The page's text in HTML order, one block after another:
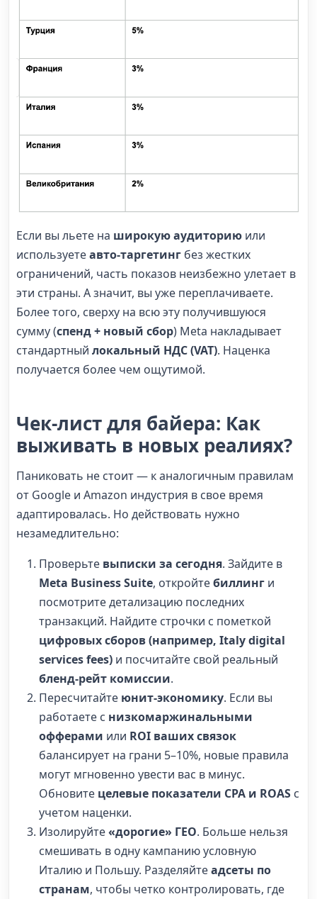
Если вы льете на широкую аудиторию или
используетеавто-таргетинг без жестких
ограничений, часть показов неизбежно улетает в
эти страны. А значит, вы уже переплачиваете.
Более того, сверху на всю эту получившуюся
сумму (спенд + новый сбор) Meta накладывает
стандартный локальный НДС (VAT). Наценка
получается более чем ощутимой.
Чек-лист для байера: Как
выживать в новых реалиях?
Паниковать не стоит — к аналогичным правилам
от Google и Amazon индустрия в свое время
адаптировалась. Но действовать нужно
незамедлительно:
Проверьте выписки за сегодня. Зайдите в
Meta Business Suite, откройтебиллинг и
посмотрите детализацию последних
транзакций. Найдите строчки с пометкой
цифровых сборов (например, Italy digital
services fees) и посчитайте свой реальный
бленд-рейт комиссии.
Пересчитайте юнит-экономику. Если вы
работаете с низкомаржинальными
офферами или ROI ваших связок
балансирует на грани 5–10%, новые правила
могут мгновенно увести вас в минус.
Обновите целевые показатели CPA и ROAS с
учетом наценки.
Изолируйте«дорогие» ГЕО. Больше нельзя
смешивать в одну кампанию условную
Италию и Польшу. Разделяйтеадсеты по
странам, чтобы четко контролировать, где